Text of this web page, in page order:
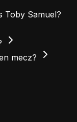
Toby Samuel?
mecz?